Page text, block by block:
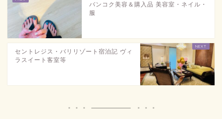
バンコク美容＆購入品 美容室・ネイル・
服
セントレジス・バリリゾート宿泊記 ヴィ
ラスイート客室等